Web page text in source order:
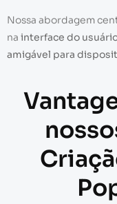
Nossa abordagem
na interface do
amigável para